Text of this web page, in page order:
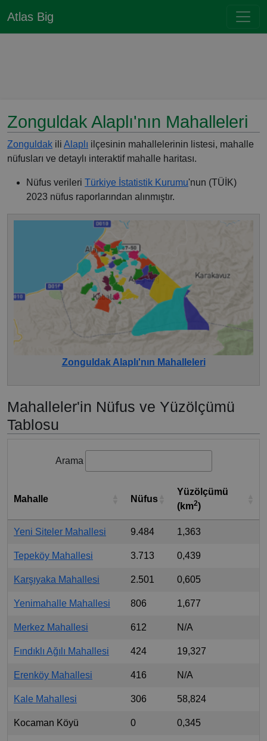
Atlas Big
Zonguldak Alaplı'nın Mahalleleri
Zonguldak ili Alaplı ilçesinin mahallelerinin listesi, mahalle
nüfusları ve detaylı interaktif mahalle haritası.
Nüfus verileri Türkiye İstatistik Kurumu'nun (TÜİK)
2023 nüfus raporlarından alınmıştır.
Zonguldak Alaplı'nın Mahalleleri
Mahalleler'in Nüfus ve Yüzölçümü
Tablosu
Arama
Mahalle Nüfus
Yüzölçümü
(km2)
Yeni Siteler Mahallesi 9.484 1,363
Tepeköy Mahallesi 3.713 0,439
Karşıyaka Mahallesi 2.501 0,605
Yenimahalle Mahallesi 806 1,677
Merkez Mahallesi 612 N/A
Fındıklı Ağılı Mahallesi 424 19,327
Erenköy Mahallesi 416 N/A
Kale Mahallesi 306 58,824
Kocaman Köyü 0 0,345